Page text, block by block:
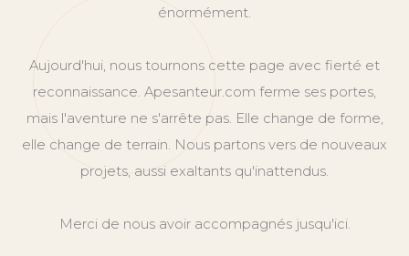
énormément.
Aujourd'hui, nous tournons cette page avec fierté et
reconnaissance. Apesanteur.com ferme ses portes,
mais l'aventure ne s'arrête pas. Elle change de forme,
elle change de terrain. Nous partons vers de nouveaux
projets, aussi exaltants qu'inattendus.
Merci de nous avoir accompagnés jusqu'ici.